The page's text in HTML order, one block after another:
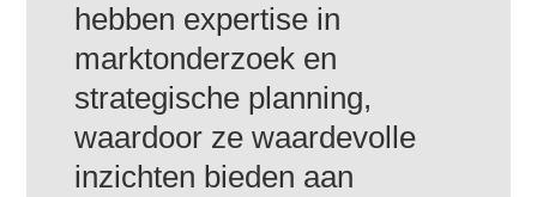
hebben expertise in
marktonderzoek en
strategische planning,
waardoor ze waardevolle
inzichten bieden aan